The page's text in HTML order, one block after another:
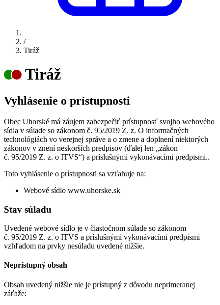
/
Tiráž
Tiráž
Vyhlásenie o prístupnosti
Obec Uhorské má záujem zabezpečiť prístupnosť svojho webového
sídla v súlade so zákonom č. 95/2019 Z. z. O informačných
technológiách vo verejnej správe a o zmene a doplnení niektorých
zákonov v znení neskorších predpisov (ďalej len „zákon
č. 95/2019 Z. z. o ITVS“) a príslušnými vykonávacími predpismi..
Toto vyhlásenie o prístupnosti sa vzťahuje na:
Webové sídlo www.uhorske.sk
Stav súladu
Uvedené webové sídlo je v čiastočnom súlade so zákonom
č. 95/2019 Z. z. o ITVS a príslušnými vykonávacími predpismi
vzhľadom na prvky nesúladu uvedené nižšie.
Neprístupný obsah
Obsah uvedený nižšie nie je prístupný z dôvodu neprimeranej
záťaže: